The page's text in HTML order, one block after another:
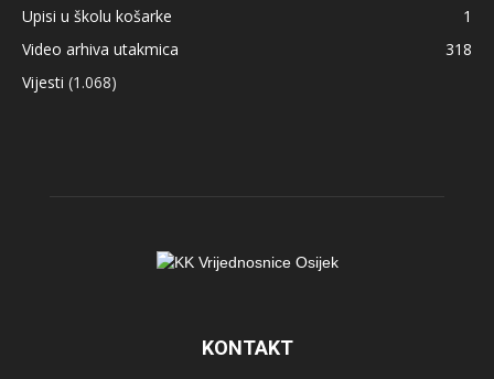
Upisi u školu košarke
1
Video arhiva utakmica
318
Vijesti (1.068)
KONTAKT